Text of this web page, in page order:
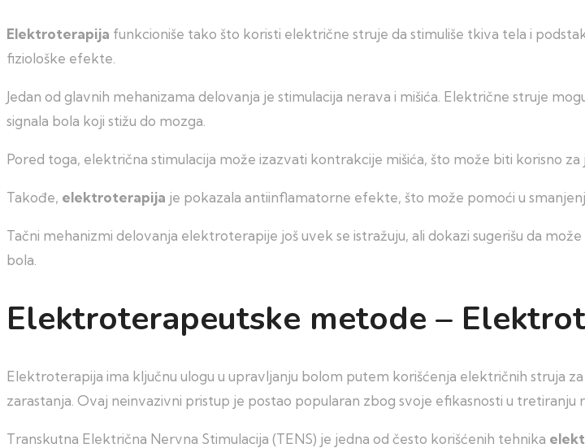
Elektroterapija funkcioniše tako što koristi električne struje da stimuliše tkiva tela i
fiziološke efekte.
Jedan od glavnih mehanizama delovanja je stimulacija nerava i mišića. Električne struje
signala bola koji stižu do mozga.
Pored toga, električna stimulacija može izazvati kontrakcije mišića, što može biti korisno za
Takođe, elektroterapija je pokazala antiinflamatorne efekte, što može pomoći u
Tačni mehanizmi delovanja elektroterapije još uvek se istražuju, ali dokazi sugerišu da
bola.
Elektroterapeutske metode –
Elektroterapija ima ključnu ulogu u upravljanju bolom putem korišćenja električnih struja
zarastanja. Ovaj neinvazivni pristup je postao popularan zbog svoje efikasnosti u tretiranju
Transkutna Električna Nervna Stimulacija (TENS) je jedna od često korišćenih tehnika